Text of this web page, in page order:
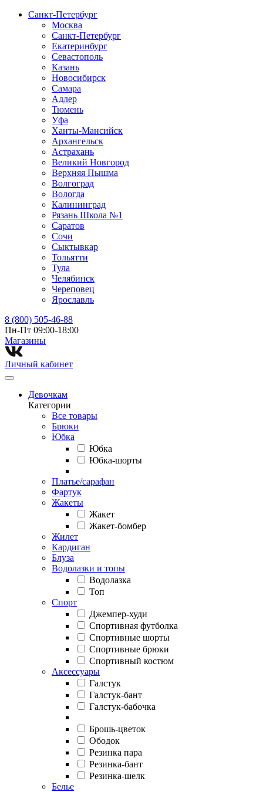
Санкт-Петербург
Москва
Санкт-Петербург
Екатеринбург
Севастополь
Казань
Новосибирск
Самара
Адлер
Тюмень
Уфа
Ханты-Мансийск
Архангельск
Астрахань
Великий Новгород
Верхняя Пышма
Волгоград
Вологда
Калининград
Рязань Школа №1
Саратов
Сочи
Сыктывкар
Тольятти
Тула
Челябинск
Череповец
Ярославль
8 (800) 505-46-88
Пн-Пт 09:00-18:00
Магазины⁠
Личный кабинет
Девочкам
Категории
Все товары
Брюки
Юбка
Юбка
Юбка-шорты
Платье/сарафан
Фартук
Жакеты
Жакет
Жакет-бомбер
Жилет
Кардиган
Блуза
Водолазки и топы
Водолазка
Топ
Спорт
Джемпер-худи
Спортивная футболка
Спортивные шорты
Спортивные брюки
Спортивный костюм
Аксессуары
Галстук
Галстук-бант
Галстук-бабочка
Брошь-цветок
Ободок
Резинка пара
Резинка-бант
Резинка-шелк
Белье